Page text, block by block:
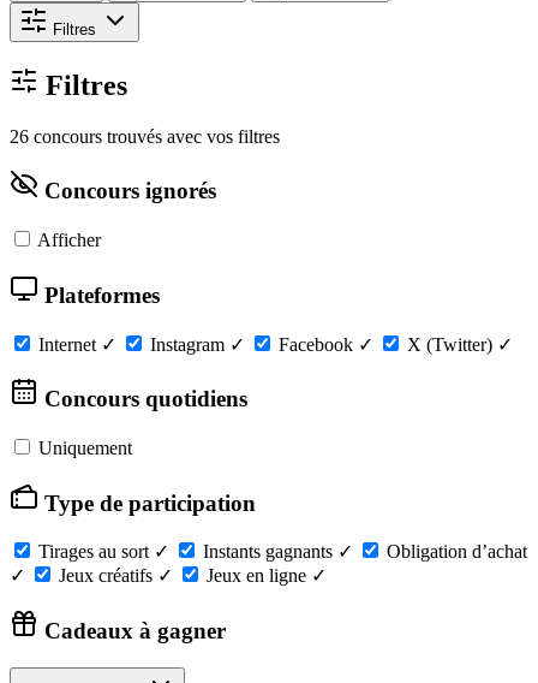
Filtres
Filtres
26 concours trouvés avec vos filtres
Concours ignorés
Afficher
Plateformes
Internet ✓ Instagram ✓ Facebook ✓ X (Twitter) ✓
Concours quotidiens
Uniquement
Type de participation
Tirages au sort ✓ Instants gagnants ✓
Obligation d’achat
✓
Jeux créatifs ✓ Jeux en ligne ✓
Cadeaux à gagner